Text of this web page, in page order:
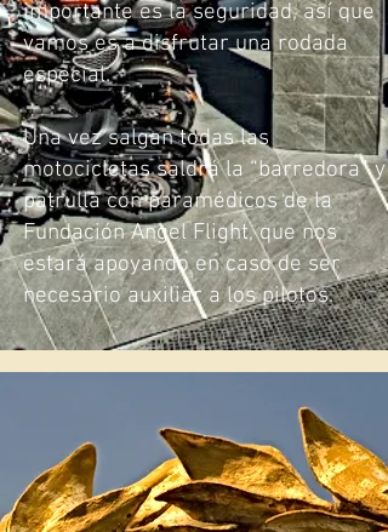
importante es la seguridad, así que
vamos es a disfrutar una rodada
especial.
Una vez salgan todas las
motocicletas saldrá la “barredora” y
patrulla con paramédicos de la
Fundación Angel Flight, que nos
estará apoyando en caso de ser
necesario auxiliar a los pilotos.